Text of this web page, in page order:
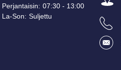
Perjantaisin: 07:30 - 13:00
La-Son: Suljettu